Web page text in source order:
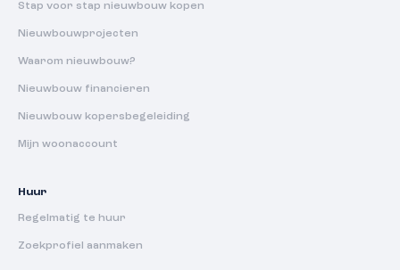
Stap voor stap nieuwbouw kopen
Nieuwbouwprojecten
Waarom nieuwbouw?
Nieuwbouw financieren
Nieuwbouw kopersbegeleiding
Mijn woonaccount
Huur
Regelmatig te huur
Zoekprofiel aanmaken